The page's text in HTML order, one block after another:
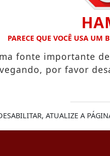
GUIA COMERCIAL
PARECE QUE VOCÊ USA UM
fonte importante
por favor
ATUALIZE A